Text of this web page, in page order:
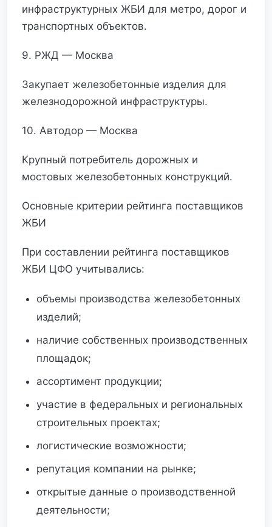
инфраструктурных ЖБИ для метро, дорог и
транспортных объектов.
9. РЖД — Москва
Закупает железобетонные изделия для
железнодорожной инфраструктуры.
10. Автодор — Москва
Крупный потребитель дорожных и
мостовых железобетонных конструкций.
Основные критерии рейтинга поставщиков
ЖБИ
При составлении рейтинга поставщиков
ЖБИ ЦФО учитывались:
объемы производства железобетонных
изделий;
наличие собственных производственных
площадок;
ассортимент продукции;
участие в федеральных и региональных
строительных проектах;
логистические возможности;
репутация компании на рынке;
открытые данные о производственной
деятельности;